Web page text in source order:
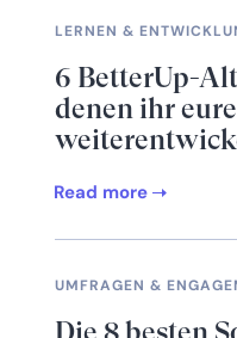
LERNEN &
6 BetterUp-
denen ihr
Read more
UMFRAGEN &